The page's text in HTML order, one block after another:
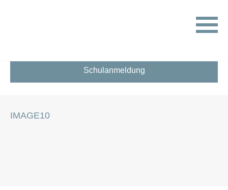
Schulanmeldung
IMAGE10